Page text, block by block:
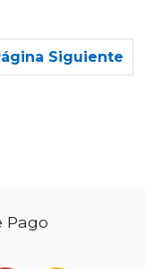
Siguiente
Pago